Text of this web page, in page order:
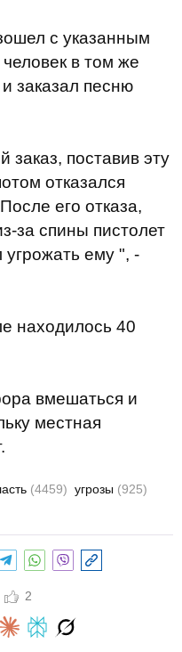
с указанным
в том же
заказал песню
поставив эту
отказался
его отказа,
за спины пистолет
угрожать ему ", -
находилось 40
вмешаться и
местная
(4459) угрозы (925)
2